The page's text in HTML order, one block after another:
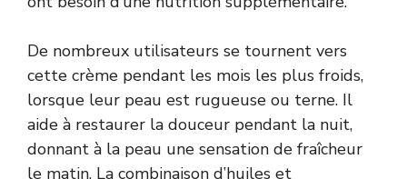
De nombreux utilisateurs se tournent vers
cette crème pendant les mois les plus froids,
lorsque leur peau est rugueuse ou terne. Il
aide à restaurer la douceur pendant la nuit,
donnant à la peau une sensation de fraîcheur
le matin. La combinaison d’huiles et